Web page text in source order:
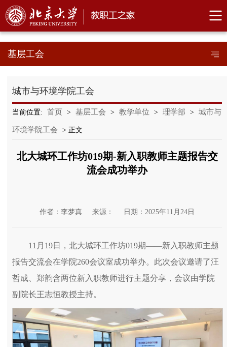
基层工会
城市与环境学院工会
当前位置: 首页 > 基层工会 > 教学单位 > 理学部 > 城市与
环境学院工会 > 正文
北大城环工作坊019期-新入职教师主题报告交
流会成功举办
作者：李梦真 来源： 日期：2025年11月24日
11月19日，北大城环工作坊019期——新入职教师主题
报告交流会在学院260会议室成功举办。此次会议邀请了汪
哲成、郑韵含两位新入职教师进行主题分享，会议由学院
副院长王志恒教授主持。